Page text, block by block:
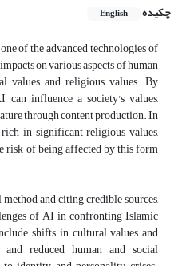
چکیده
English
of the advanced technologies of
on various aspects of human
values, and religious values. By
influence a society's values,
through content production. In
in significant religious values,
risk of being affected by this form
and citing credible sources,
of AI in confronting Islamic
shifts in cultural values and
reduced human and social